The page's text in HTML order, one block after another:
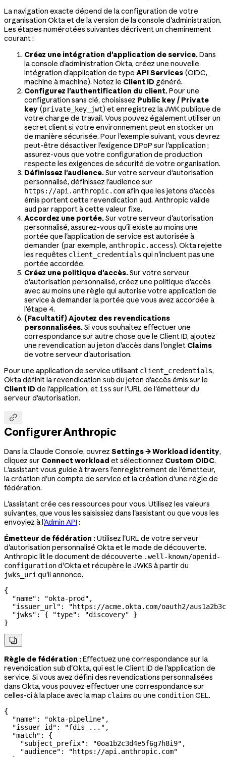
La navigation exacte dépend de la configuration de votre
organisation Okta et de la version de la console d'administration.
Les étapes numérotées suivantes décrivent un cheminement
courant :
Créez une intégration d'application de service.Dans
la console d'administration Okta, créez une nouvelle
intégration d'application de type API Services (OIDC,
machine à machine). Notez le Client ID généré.
Configurez l'authentification du client.Pour une
configuration sans clé, choisissez Public key / Private
key (private_key_jwt) et enregistrez la JWK publique de
votre charge de travail. Vous pouvez également utiliser un
secret client si votre environnement peut en stocker un
de manière sécurisée. Pour l'exemple suivant, vous devrez
peut-être désactiver l'exigence DPoP sur l'application ;
assurez-vous que votre configuration de production
respecte les exigences de sécurité de votre organisation.
Définissez l'audience.Sur votre serveur d'autorisation
personnalisé, définissez l'audience sur
https://api.anthropic.comafin que les jetons d'accès
émis portent cette revendication aud. Anthropic valide
audpar rapport à cette valeur fixe.
Accordez une portée.Sur votre serveur d'autorisation
personnalisé, assurez-vous qu'il existe au moins une
portée que l'application de service est autorisée à
demander (par exemple, anthropic.access). Okta rejette
les requêtes client_credentials qui n'incluent pas une
portée accordée.
Créez une politique d'accès.Sur votre serveur
d'autorisation personnalisé, créez une politique d'accès
avec au moins une règle qui autorise votre application de
service à demander la portée que vous avez accordée à
l'étape 4.
(Facultatif) Ajoutez des revendications
personnalisées.Si vous souhaitez effectuer une
correspondance sur autre chose que le Client ID, ajoutez
une revendication au jeton d'accès dans l'onglet Claims
de votre serveur d'autorisation.
Pour une application de service utilisant client_credentials,
Okta définit la revendication subdu jeton d'accès émis sur le
Client ID de l'application, et iss sur l'URL de l'émetteur du
serveur d'autorisation.

Configurer Anthropic
Dans la Claude Console, ouvrez Settings → Workload identity,
cliquez sur Connect workload et sélectionnez Custom OIDC.
L'assistant vous guide à travers l'enregistrement de l'émetteur,
la création d'un compte de service et la création d'une règle de
fédération.
L'assistant crée ces ressources pour vous. Utilisez les valeurs
suivantes, que vous les saisissiez dans l'assistant ou que vous les
envoyiez à l'Admin API :
Émetteur de fédération :Utilisez l'URL de votre serveur
d'autorisation personnalisé Okta et le mode de découverte.
Anthropic lit le document de découverte .well-known/openid-
configurationd'Okta et récupère le JWKS à partir du
jwks_uriqu'il annonce.
{
  "name"
: "okta-prod" ,
  "issuer_url"
:
"https://acme.okta.com/oauth2/
  "jwks"
: { "type" : "discovery" }
}

Règle de fédération :Effectuez une correspondance sur la
revendication subd'Okta, qui est le Client ID de l'application de
service. Si vous avez défini des revendications personnalisées
dans Okta, vous pouvez effectuer une correspondance sur
celles-ci à la place avec la map claims ou une conditionCEL.
{
  "name"
: "okta-pipeline" ,
  "issuer_id"
: "fdis_..." ,
  "match"
: {
    "subject_prefix"
: "0oa1b2c3d4e5f6g7h8i9" ,
    "audience"
:
"https://api.anthropic.com"